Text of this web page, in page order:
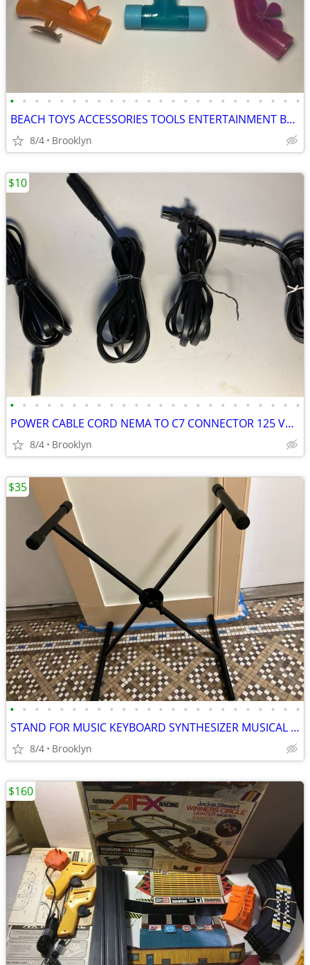
• • • • • • • • • • • • • • • • • • • • • • • •
BEACH TOYS ACCESSORIES TOOLS ENTERTAINMENT BREAKAWAY KIDS OUTDOOR FUN
8/4 Brooklyn
• • • • • • • • • • • • • • • • • • • • • • • •
POWER CABLE CORD NEMA TO C7 CONNECTOR 125 VOLT 6FT BLACK PV INSULATION
8/4 Brooklyn
$10
• • • • • • • • • • • • • • • • • • • • • • • •
STAND FOR MUSIC KEYBOARD SYNTHESIZER MUSICAL DIGITAL PIANO X FOLDABLE
8/4 Brooklyn
$35
$160